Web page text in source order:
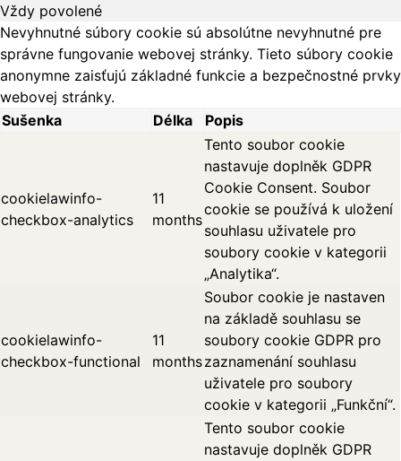
Vždy povolené
Nevyhnutné súbory cookie sú absolútne nevyhnutné pre
správne fungovanie webovej stránky. Tieto súbory cookie
anonymne zaisťujú základné funkcie a bezpečnostné prvky
webovej stránky.
Sušenka
Délka Popis
cookielawinfo-
checkbox-analytics
11
months
Tento soubor cookie
nastavuje doplněk GDPR
Cookie Consent. Soubor
cookie se používá k uložení
souhlasu uživatele pro
soubory cookie v kategorii
„Analytika“.
cookielawinfo-
checkbox-functional
11
months
Soubor cookie je nastaven
na základě souhlasu se
soubory cookie GDPR pro
zaznamenání souhlasu
uživatele pro soubory
cookie v kategorii „Funkční“.
Tento soubor cookie
nastavuje doplněk GDPR